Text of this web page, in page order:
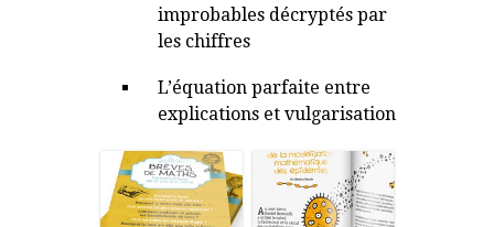
improbables décryptés par
les chiffres
L’équation parfaite entre
explications et vulgarisation